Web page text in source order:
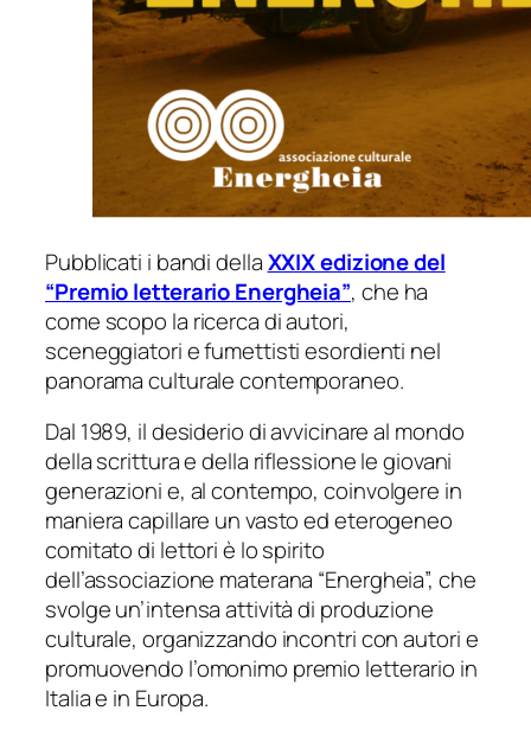
Pubblicati i bandi dellaXXIX edizione del
“Premio letterario Energheia”, che ha
come scopo la ricerca di autori,
sceneggiatori e fumettisti esordienti nel
panorama culturale contemporaneo.
Dal 1989, il desiderio di avvicinare al mondo
della scrittura e della riflessione le giovani
generazioni e, al contempo, coinvolgere in
maniera capillare un vasto ed eterogeneo
comitato di lettori è lo spirito
dell’associazione materana “Energheia”, che
svolge un’intensa attività di produzione
culturale, organizzando incontri con autori e
promuovendo l’omonimo premio letterario in
Italia e in Europa.